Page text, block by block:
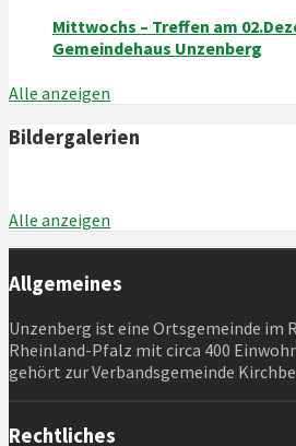
Mittwochs – Treffen am
Gemeindehaus Unzenberg
Alle anzeigen
Bildergalerien
Alle anzeigen
Allgemeines
Unzenberg ist eine Ortsgemeinde im
Rheinland-Pfalz mit circa 400
gehört zur Verbandsgemeinde
Rechtliches